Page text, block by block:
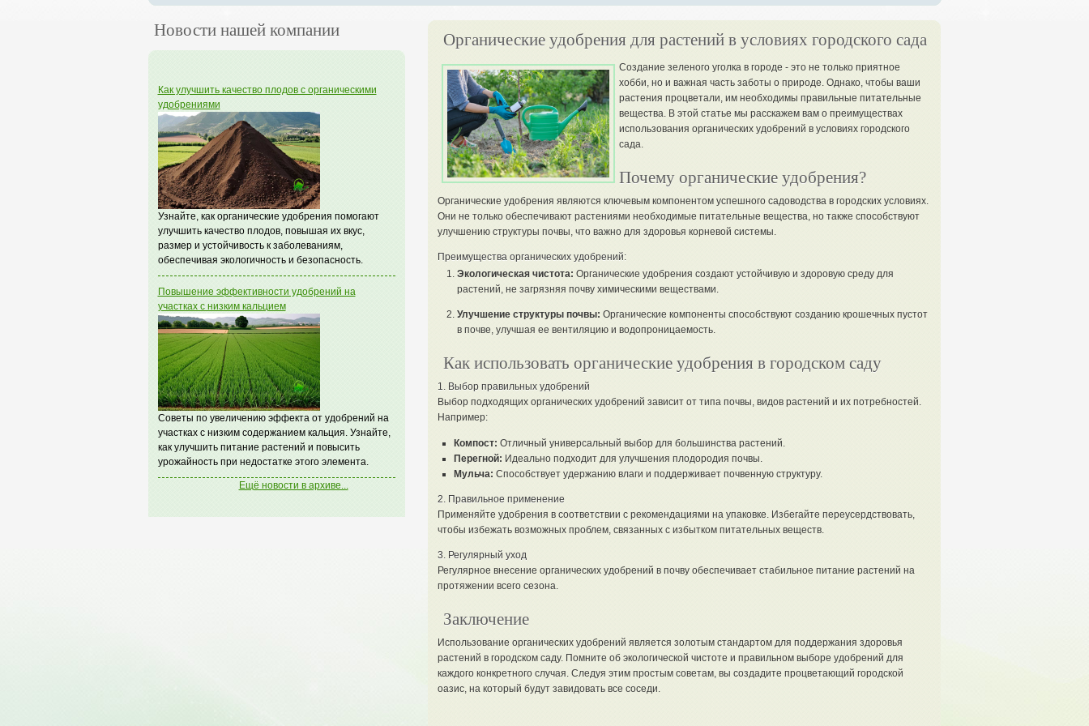
Новости нашей компании
Как улучшить качество плодов с органическими
удобрениями
Узнайте, как органические удобрения помогают
улучшить качество плодов, повышая их вкус,
размер и устойчивость к заболеваниям,
обеспечивая экологичность и безопасность.
Повышение эффективности удобрений на
участках с низким кальцием
Советы по увеличению эффекта от удобрений на
участках с низким содержанием кальция. Узнайте,
как улучшить питание растений и повысить
урожайность при недостатке этого элемента.
Ещё новости в архиве...
Органические удобрения для растений в условиях городского сада
Создание зеленого уголка в городе - это не только приятное
хобби, но и важная часть заботы о природе. Однако, чтобы ваши
растения процветали, им необходимы правильные питательные
вещества. В этой статье мы расскажем вам о преимуществах
использования органических удобрений в условиях городского
сада.
Почему органические удобрения?
Органические удобрения являются ключевым компонентом успешного садоводства в городских условиях.
Они не только обеспечивают растениями необходимые питательные вещества, но также способствуют
улучшению структуры почвы, что важно для здоровья корневой системы.
Преимущества органических удобрений:
Экологическая чистота: Органические удобрения создают устойчивую и здоровую среду для
растений, не загрязняя почву химическими веществами.
Улучшение структуры почвы: Органические компоненты способствуют созданию крошечных пустот
в почве, улучшая ее вентиляцию и водопроницаемость.
Как использовать органические удобрения в городском саду
1. Выбор правильных удобрений
Выбор подходящих органических удобрений зависит от типа почвы, видов растений и их потребностей.
Например:
Компост: Отличный универсальный выбор для большинства растений.
Перегной: Идеально подходит для улучшения плодородия почвы.
Мульча: Способствует удержанию влаги и поддерживает почвенную структуру.
2. Правильное применение
Применяйте удобрения в соответствии с рекомендациями на упаковке. Избегайте переусердствовать,
чтобы избежать возможных проблем, связанных с избытком питательных веществ.
3. Регулярный уход
Регулярное внесение органических удобрений в почву обеспечивает стабильное питание растений на
протяжении всего сезона.
Заключение
Использование органических удобрений является золотым стандартом для поддержания здоровья
растений в городском саду. Помните об экологической чистоте и правильном выборе удобрений для
каждого конкретного случая. Следуя этим простым советам, вы создадите процветающий городской
оазис, на который будут завидовать все соседи.